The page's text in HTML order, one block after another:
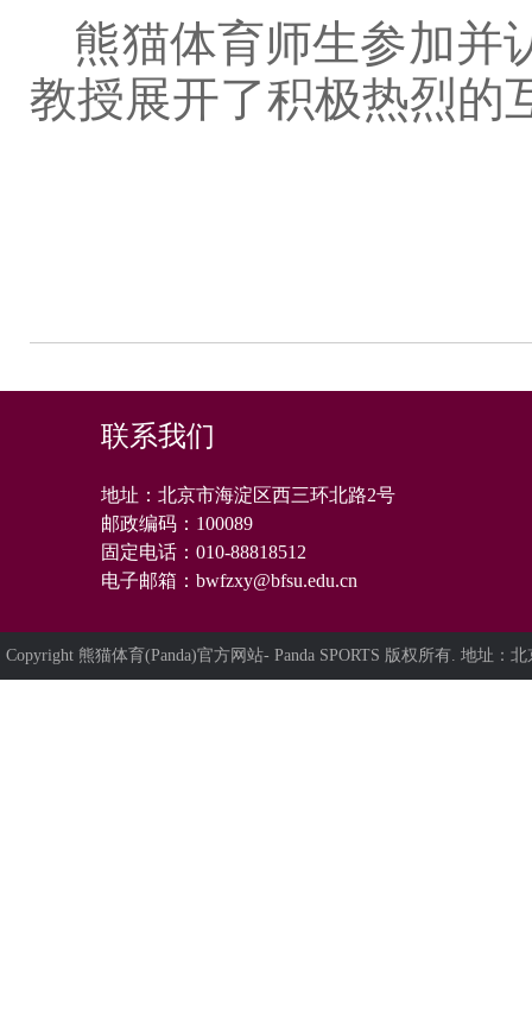
熊猫体育师生参加并
教授展开了积极热烈的
联系我们
地址：北京市海淀区西三环北路2号
邮政编码： 100089
固定电话： 010-88818512
电子邮箱： bwfzxy@bfsu.edu.cn
Copyright 熊猫体育(Panda)官方网站- Panda SPORTS 版权所有. 地址